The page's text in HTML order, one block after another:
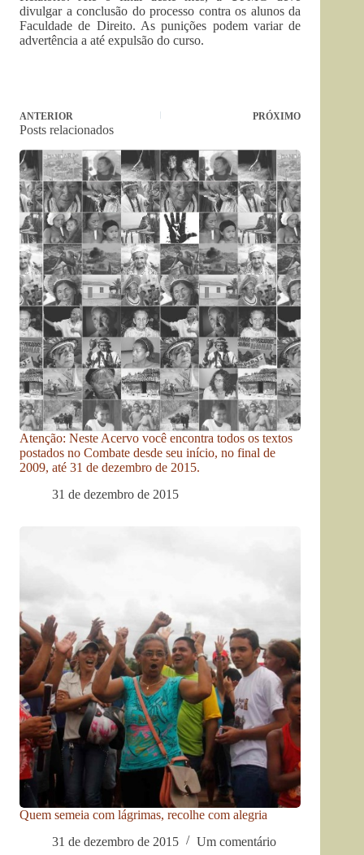
divulgar a conclusão do processo contra os alunos da
Faculdade de Direito. As punições podem variar de
advertência a até expulsão do curso.
ANTERIOR PRÓXIMO
Posts relacionados
Atenção: Neste Acervo você encontra todos os textos
postados no Combate desde seu início, no final de
2009, até 31 de dezembro de 2015.
31 de dezembro de 2015
Quem semeia com lágrimas, recolhe com alegria
31 de dezembro de 2015
Um comentário